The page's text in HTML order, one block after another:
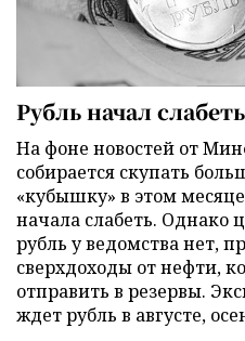
Рубль начал
На фоне новостей от
собирается скупать
«кубышку» в этом
начала слабеть. Однако
рубль у ведомства нет,
сверхдоходы от нефти,
отправить в резервы.
ждет рубль в августе,